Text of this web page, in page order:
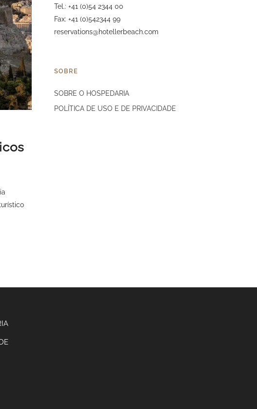
Tel.: +41 (0)54 2344 00
Fax: +41 (0)542344 99
reservations@hotellerbeach.com
SOBRE
SOBRE O HOSPEDARIA
POLÍTICA DE USO E DE PRIVACIDADE